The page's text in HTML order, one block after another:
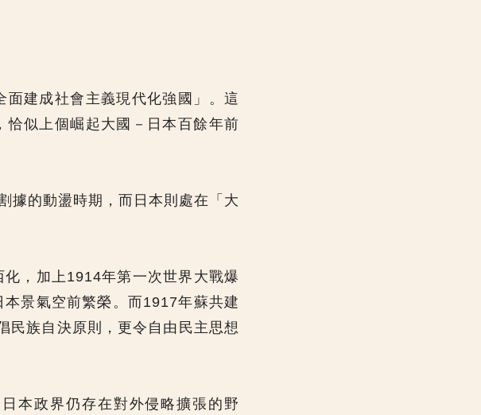
建成社會主義現代化強國」。這
似上個崛起大國－日本百餘年前
據的動盪時期，而日本則處在「大
，加上1914年第一次世界大戰爆
景氣空前繁榮。而1917年蘇共建
族自決原則，更令自由民主思想
本政界仍存在對外侵略擴張的野